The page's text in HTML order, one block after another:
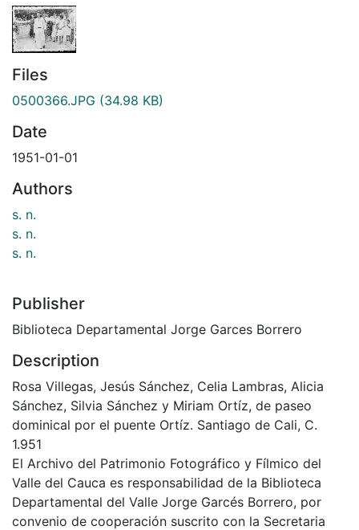
Files
0500366.JPG (34.98 KB)
Date
1951-01-01
Authors
s. n.
s. n.
s. n.
Publisher
Biblioteca Departamental Jorge Garces Borrero
Description
Rosa Villegas, Jesús Sánchez, Celia Lambras, Alicia
Sánchez, Silvia Sánchez y Miriam Ortíz, de paseo
dominical por el puente Ortíz. Santiago de Cali, C.
1.951
El Archivo del Patrimonio Fotográfico y Fílmico del
Valle del Cauca es responsabilidad de la Biblioteca
Departamental del Valle Jorge Garcés Borrero, por
convenio de cooperación suscrito con la Secretaria